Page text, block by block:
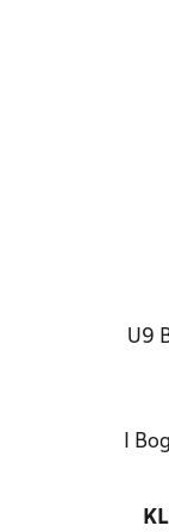
U9
I